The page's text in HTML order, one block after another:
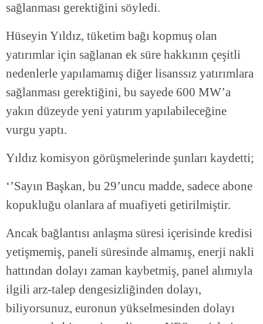
sağlanması gerektiğini söyledi.
Hüseyin Yıldız, tüketim bağı kopmuş olan
yatırımlar için sağlanan ek süre hakkının çeşitli
nedenlerle yapılamamış diğer lisanssız yatırımlara
sağlanması gerektiğini, bu sayede 600 MW’a
yakın düzeyde yeni yatırım yapılabileceğine
vurgu yaptı.
Yıldız komisyon görüşmelerinde şunları kaydetti;
‘’Sayın Başkan, bu 29’uncu madde, sadece abone
kopukluğu olanlara af muafiyeti getirilmiştir.
Ancak bağlantısı anlaşma süresi içerisinde kredisi
yetişmemiş, paneli süresinde almamış, enerji nakli
hattından dolayı zaman kaybetmiş, panel alımıyla
ilgili arz-talep dengesizliğinden dolayı,
biliyorsunuz, euronun yükselmesinden dolayı